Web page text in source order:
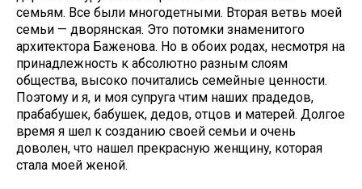
семьям. Все были многодетными. Вторая ветвь моей
семьи — дворянская. Это потомки знаменитого
архитектора Баженова. Но в обоих родах, несмотря на
принадлежность к абсолютно разным слоям
общества, высоко почитались семейные ценности.
Поэтому и я, и моя супруга чтим наших прадедов,
прабабушек, бабушек, дедов, отцов и матерей. Долгое
время я шел к созданию своей семьи и очень
доволен, что нашел прекрасную женщину, которая
стала моей женой.